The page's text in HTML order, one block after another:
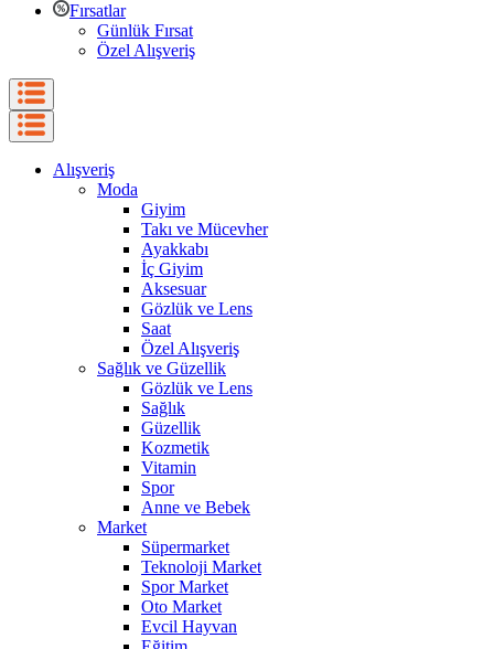
Fırsatlar
Günlük Fırsat
Özel Alışveriş
Alışveriş
Moda
Giyim
Takı ve Mücevher
Ayakkabı
İç Giyim
Aksesuar
Gözlük ve Lens
Saat
Özel Alışveriş
Sağlık ve Güzellik
Gözlük ve Lens
Sağlık
Güzellik
Kozmetik
Vitamin
Spor
Anne ve Bebek
Market
Süpermarket
Teknoloji Market
Spor Market
Oto Market
Evcil Hayvan